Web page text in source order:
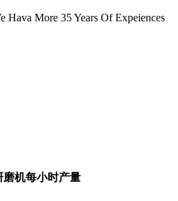
Hava More 35 Years Of Expeiences
机每小时产量